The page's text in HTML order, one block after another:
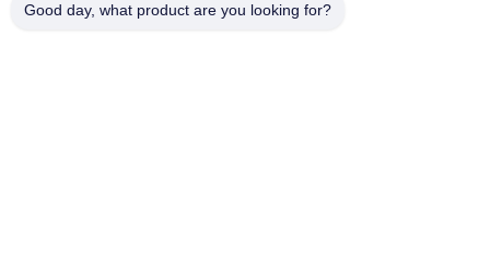
Good day, what product are you looking for?